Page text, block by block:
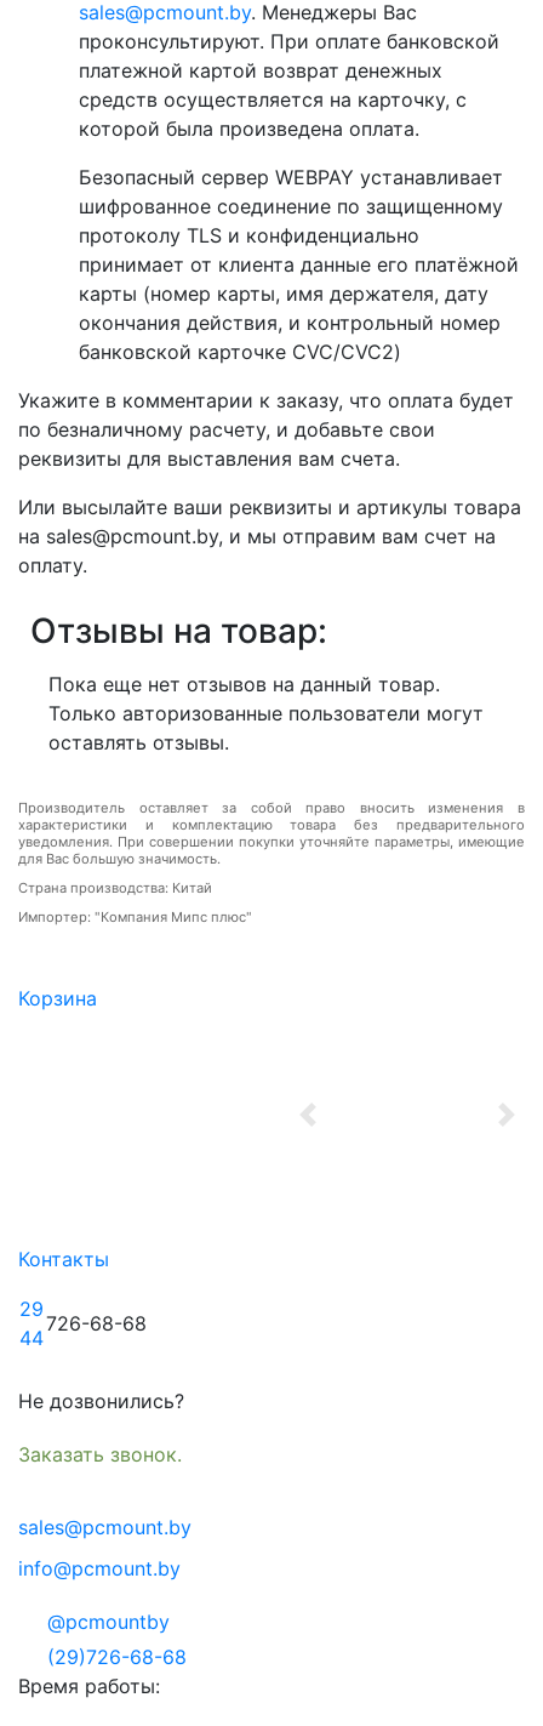
Корзина
Previous
Контакты
29
44
726-68-68
Не дозвонились?
Заказать звонок.
sales@pcmount.by
info@pcmount.by
@pcmountby
(29)726-68-68
Время работы:
sales@pcmount.by. Менеджеры Вас
проконсультируют. При оплате банковской
платежной картой возврат денежных
средств осуществляется на карточку, с
которой была произведена оплата.
Безопасный сервер WEBPAY устанавливает
шифрованное соединение по защищенному
протоколу TLS и конфиденциально
принимает от клиента данные его платёжной
карты (номер карты, имя держателя, дату
окончания действия, и контрольный номер
банковской карточке CVC/CVC2)
Укажите в комментарии к заказу, что оплата будет
по безналичному расчету, и добавьте свои
реквизиты для выставления вам счета.
Или высылайте ваши реквизиты и артикулы товара
на sales@pcmount.by, и мы отправим вам счет на
оплату.
Отзывы на товар:
Пока еще нет отзывов на данный товар.
Только авторизованные пользователи могут
оставлять отзывы.
Производитель оставляет за собой право вносить изменения в
характеристики и комплектацию товара без предварительного
уведомления. При совершении покупки уточняйте параметры, имеющие
для Вас большую значимость.
Страна производства: Китай
Импортер: "Компания Мипс плюс"